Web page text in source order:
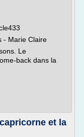
- Marie Claire
Le
back dans la
et la